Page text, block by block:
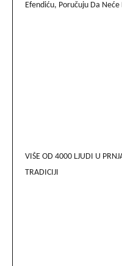
Efendiću, Poručuju Da
VIŠE OD 4000 LJUDI U
TRADICIJI